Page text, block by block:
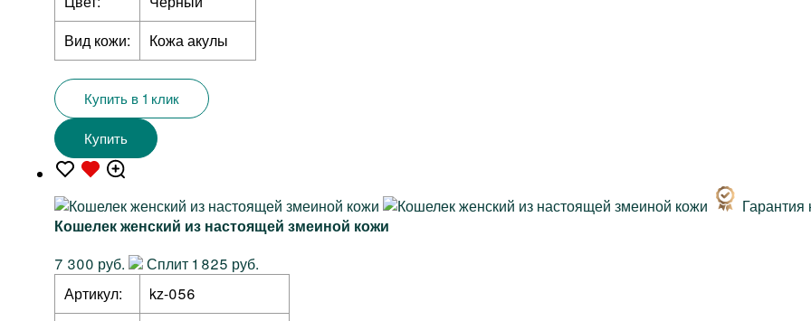
Вид кожи:
Кожа акулы
Купить в 1 клик
Купить
Гарантия
Кошелек женский из настоящей змеиной кожи
7 300 руб.
Сплит 1 825 руб.
Артикул:
kz-056